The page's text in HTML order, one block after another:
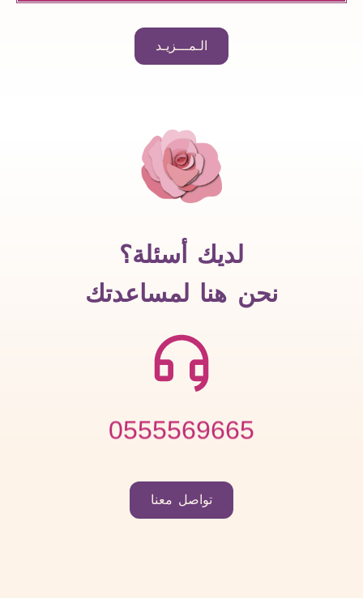
الـمـــزيـد
لديك أسئلة؟
نحن هنا لمساعدتك
0555569665
تواصل معنا